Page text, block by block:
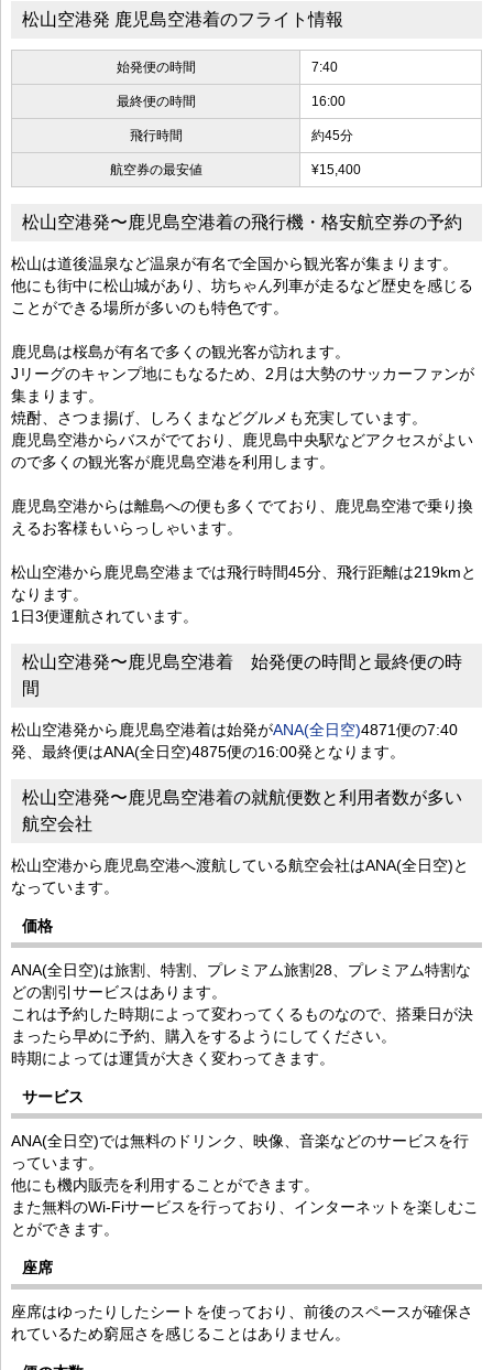
松山空港発 鹿児島空港着のフライト情報
始発便の時間 7:40
最終便の時間 16:00
飛行時間 約45分
航空券の最安値 ¥15,400
松山空港発〜鹿児島空港着の飛行機・格安航空券の予約
松山は道後温泉など温泉が有名で全国から観光客が集まります。
他にも街中に松山城があり、坊ちゃん列車が走るなど歴史を感じる
ことができる場所が多いのも特色です。
鹿児島は桜島が有名で多くの観光客が訪れます。
Jリーグのキャンプ地にもなるため、2月は大勢のサッカーファンが
集まります。
焼酎、さつま揚げ、しろくまなどグルメも充実しています。
鹿児島空港からバスがでており、鹿児島中央駅などアクセスがよい
ので多くの観光客が鹿児島空港を利用します。
鹿児島空港からは離島への便も多くでており、鹿児島空港で乗り換
えるお客様もいらっしゃいます。
松山空港から鹿児島空港までは飛行時間45分、飛行距離は219kmと
なります。
1日3便運航されています。
松山空港発〜鹿児島空港着 始発便の時間と最終便の時
間
松山空港発から鹿児島空港着は始発がANA(全日空)4871便の7:40
発、最終便はANA(全日空)4875便の16:00発となります。
松山空港発〜鹿児島空港着の就航便数と利用者数が多い
航空会社
松山空港から鹿児島空港へ渡航している航空会社はANA(全日空)と
なっています。
価格
ANA(全日空)は旅割、特割、プレミアム旅割28、プレミアム特割な
どの割引サービスはあります。
これは予約した時期によって変わってくるものなので、搭乗日が決
まったら早めに予約、購入をするようにしてください。
時期によっては運賃が大きく変わってきます。
サービス
ANA(全日空)では無料のドリンク、映像、音楽などのサービスを行
っています。
他にも機内販売を利用することができます。
また無料のWi-Fiサービスを行っており、インターネットを楽しむこ
とができます。
座席
座席はゆったりしたシートを使っており、前後のスペースが確保さ
れているため窮屈さを感じることはありません。